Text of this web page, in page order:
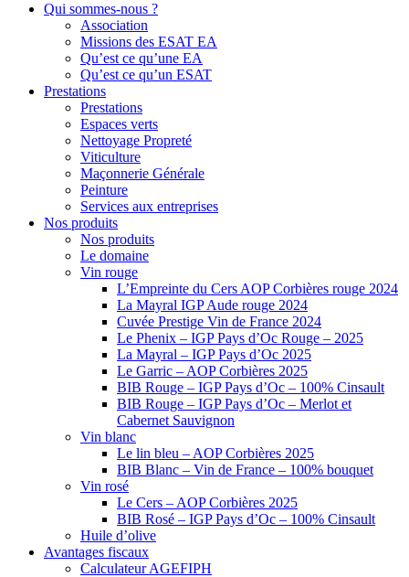
Qui sommes-nous ?
Association
Missions des ESAT EA
Qu’est ce qu’une EA
Qu’est ce qu’un ESAT
Prestations
Prestations
Espaces verts
Nettoyage Propreté
Viticulture
Maçonnerie Générale
Peinture
Services aux entreprises
Nos produits
Nos produits
Le domaine
Vin rouge
L’Empreinte du Cers AOP Corbières rouge 2024
La Mayral IGP Aude rouge 2024
Cuvée Prestige Vin de France 2024
Le Phenix – IGP Pays d’Oc Rouge – 2025
La Mayral – IGP Pays d’Oc 2025
Le Garric – AOP Corbières 2025
BIB Rouge – IGP Pays d’Oc – 100% Cinsault
BIB Rouge – IGP Pays d’Oc – Merlot et
Cabernet Sauvignon
Vin blanc
Le lin bleu – AOP Corbières 2025
BIB Blanc – Vin de France – 100% bouquet
Vin rosé
Le Cers – AOP Corbières 2025
BIB Rosé – IGP Pays d’Oc – 100% Cinsault
Huile d’olive
Avantages fiscaux
Calculateur AGEFIPH